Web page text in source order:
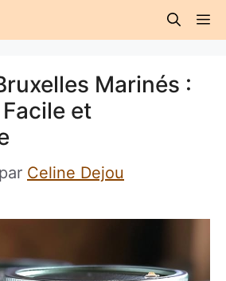
Marinés :
et
par Celine Dejou